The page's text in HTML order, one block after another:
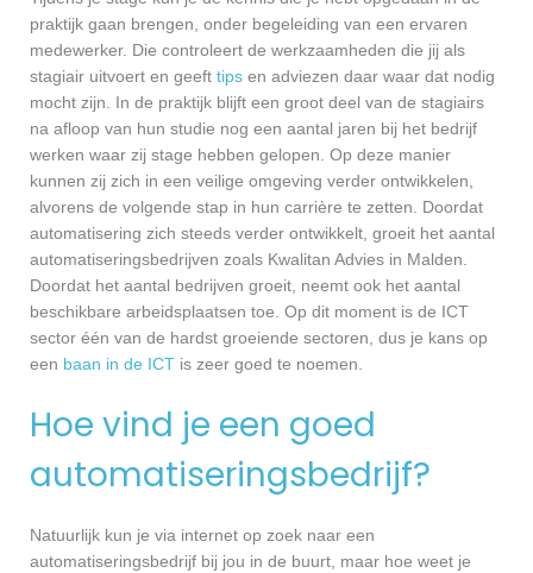
praktijk gaan brengen, onder begeleiding van een ervaren
medewerker. Die controleert de werkzaamheden die jij als
stagiair uitvoert en geeft tips en adviezen daar waar dat nodig
mocht zijn. In de praktijk blijft een groot deel van de stagiairs
na afloop van hun studie nog een aantal jaren bij het bedrijf
werken waar zij stage hebben gelopen. Op deze manier
kunnen zij zich in een veilige omgeving verder ontwikkelen,
alvorens de volgende stap in hun carrière te zetten. Doordat
automatisering zich steeds verder ontwikkelt, groeit het aantal
automatiseringsbedrijven zoals Kwalitan Advies in Malden.
Doordat het aantal bedrijven groeit, neemt ook het aantal
beschikbare arbeidsplaatsen toe. Op dit moment is de ICT
sector één van de hardst groeiende sectoren, dus je kans op
een baan in de ICT is zeer goed te noemen.
Hoe vind je een goed
automatiseringsbedrijf?
Natuurlijk kun je via internet op zoek naar een
automatiseringsbedrijf bij jou in de buurt, maar hoe weet je